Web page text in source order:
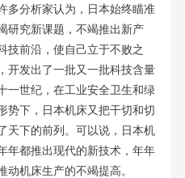
多分析家认为，日本始终瞄准
研究新课题，不竭推出新产
技前沿，使自己立于不败之
开发出了一批又一批科技含量
一世纪，在工业安全卫生和绿
势下，日本机床又把干切和切
天下的前列。可以说，日本机
年都推出现代的新技术，年年
机床生产的不竭提高。